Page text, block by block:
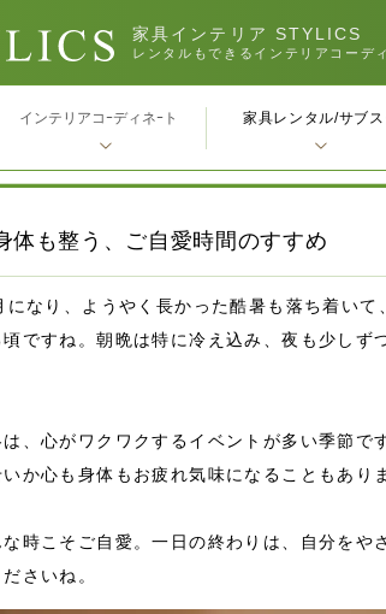
家具インテリア STYLICS
レンタルもできるインテリアコーデ
体も整う、ご自愛時間のすすめ
になり、ようやく長かった酷暑も落ち着いて
頃ですね。朝晩は特に冷え込み、夜も少しず
、心がワクワクするイベントが多い季節で
いか心も身体もお疲れ気味になることもあり
な時こそご自愛。一日の終わりは、自分をや
さいね。
インテリアコｰディネｰト 家具レンタル/サブス